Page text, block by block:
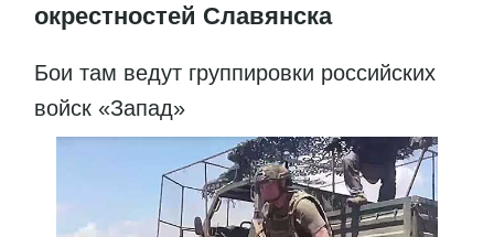
окрестностей Славянска
Бои там ведут группировки российских
войск «Запад»